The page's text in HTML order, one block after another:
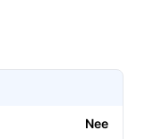
bespaart en
gebruikstijd op de
Nee